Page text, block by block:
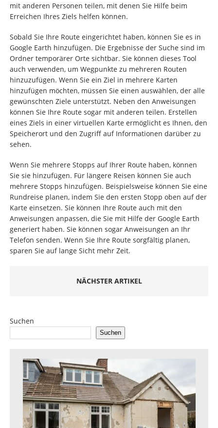
mit anderen Personen teilen, mit denen Sie Hilfe beim
Erreichen Ihres Ziels helfen können.
Sobald Sie Ihre Route eingerichtet haben, können Sie es in
Google Earth hinzufügen. Die Ergebnisse der Suche sind im
Ordner temporärer Orte sichtbar. Sie können dieses Tool
auch verwenden, um Wegpunkte zu mehreren Routen
hinzuzufügen. Wenn Sie ein Ziel in mehrere Karten
hinzufügen möchten, müssen Sie einen auswählen, der alle
gewünschten Ziele unterstützt. Neben den Anweisungen
können Sie Ihre Route sogar mit anderen teilen. Erstellen
eines Ziels in einer virtuellen Karte ermöglicht es Ihnen, den
Speicherort und den Zugriff auf Informationen darüber zu
sehen.
Wenn Sie mehrere Stopps auf Ihrer Route haben, können
Sie sie hinzufügen. Für längere Reisen können Sie auch
mehrere Stopps hinzufügen. Beispielsweise können Sie eine
Rundreise planen, indem Sie den ersten Stopp oben auf der
Karte einsetzen. Sie können Ihre Route auch mit den
Anweisungen anpassen, die Sie mit Hilfe der Google Earth
generiert haben. Sie können sogar Anweisungen an Ihr
Telefon senden. Wenn Sie Ihre Route sorgfältig planen,
sparen Sie auf lange Sicht mehr Zeit.
NÄCHSTER ARTIKEL
Suchen
Suchen